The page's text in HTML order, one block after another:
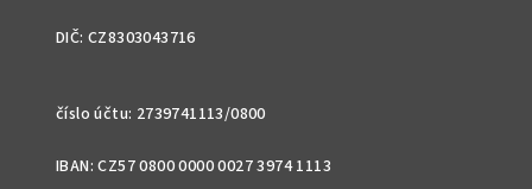
DIČ: CZ8303043716
číslo účtu: 2739741113/0800
IBAN: CZ57 0800 0000 0027 3974 1113